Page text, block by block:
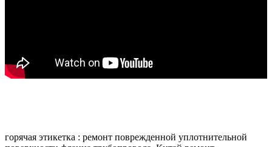
горячая этикетка : ремонт поврежденной уплотнительной